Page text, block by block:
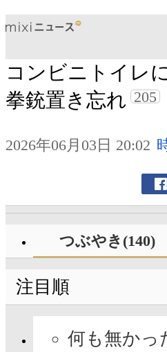
コンビニトイレ
拳銃置き忘れ 205
2026年06月03日 20:02
つぶやき(140)
注目順
何も無かっ